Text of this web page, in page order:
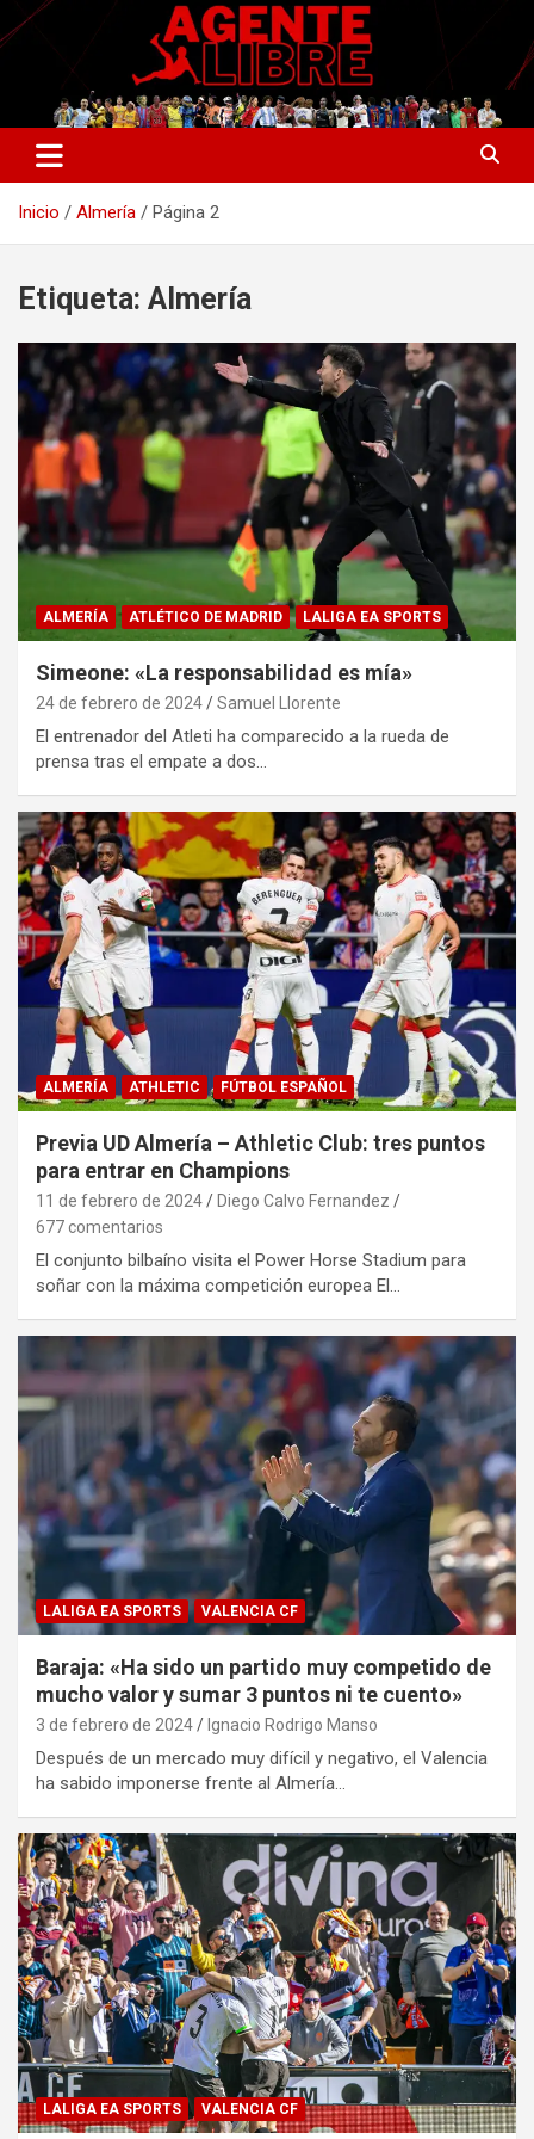
Saltar
al
Agente Libre Digital
La nueva generación del periodismo deportivo.
Inicio Almería Página 2
Etiqueta: Almería
ALMERÍA ATLÉTICO DE MADRID LALIGA EA SPORTS
Simeone: «La responsabilidad es mía»
24 de febrero de 2024 Samuel Llorente
El entrenador del Atleti ha comparecido a la rueda de
prensa tras el empate a dos…
ALMERÍA ATHLETIC FÚTBOL ESPAÑOL
Previa UD Almería – Athletic Club: tres puntos
para entrar en Champions
11 de febrero de 2024
Diego Calvo Fernandez
677 comentarios
El conjunto bilbaíno visita el Power Horse Stadium para
soñar con la máxima competición europea El…
LALIGA EA SPORTS VALENCIA CF
Baraja: «Ha sido un partido muy competido de
mucho valor y sumar 3 puntos ni te cuento»
3 de febrero de 2024 Ignacio Rodrigo Manso
Después de un mercado muy difícil y negativo, el Valencia
ha sabido imponerse frente al Almería…
LALIGA EA SPORTS VALENCIA CF